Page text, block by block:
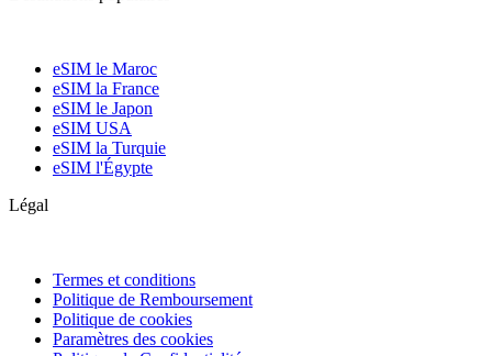
eSIM le Maroc
eSIM la France
eSIM le Japon
eSIM USA
eSIM la Turquie
eSIM l'Égypte
Légal
Termes et conditions
Politique de Remboursement
Politique de cookies
Paramètres des cookies